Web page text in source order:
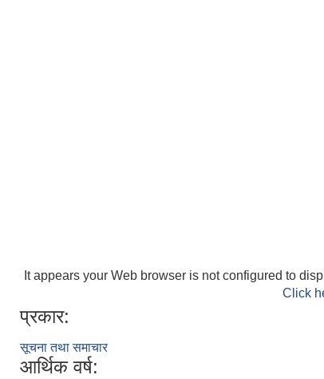
It appears your Web browser is not configured to
Click
प्रकार:
सूचना तथा समाचार
आर्थिक वर्ष: